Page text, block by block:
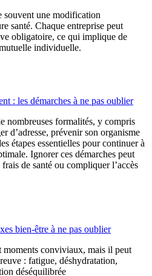
souvent une modification
santé. Chaque entreprise peut
obligatoire, ce qui implique de
individuelle.
: les démarches à ne pas oublier
nombreuses formalités, y compris
d’adresse, prévenir son organisme
étapes essentielles pour continuer à
Ignorer ces démarches peut
de santé ou compliquer l’accès
bien-être à ne pas oublier
moments conviviaux, mais il peut
: fatigue, déshydratation,
déséquilibrée